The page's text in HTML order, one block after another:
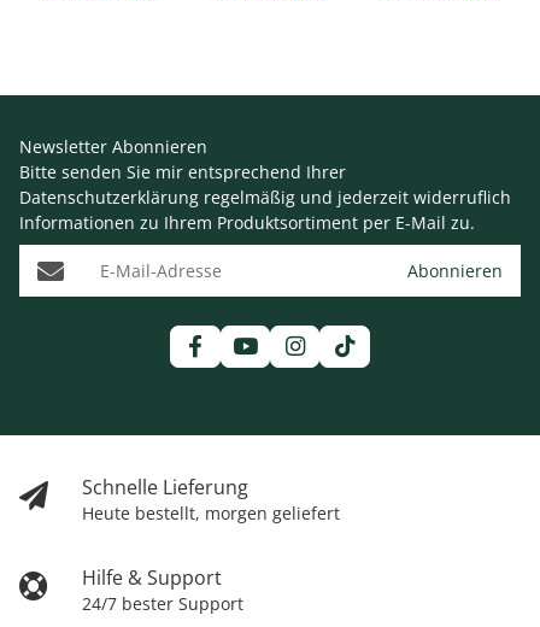
Schnelle Lieferung
Heute bestellt, morgen geliefert
Hilfe & Support
24/7 bester Support
Newsletter Abonnieren
Bitte senden Sie mir entsprechend Ihrer
Datenschutzerklärung regelmäßig und jederzeit widerruflich
Informationen zu Ihrem Produktsortiment per E-Mail zu.
E-Mail-Adresse Abonnieren